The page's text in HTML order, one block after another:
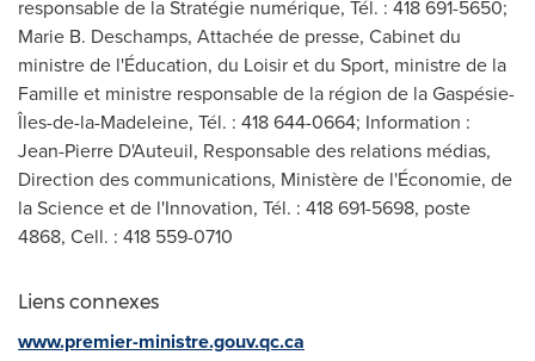
responsable de la Stratégie numérique, Tél. : 418 691-5650;
Marie B. Deschamps, Attachée de presse, Cabinet du
ministre de l'Éducation, du Loisir et du Sport, ministre de la
Famille et ministre responsable de la région de la Gaspésie-
Îles-de-la-Madeleine, Tél. : 418 644-0664; Information :
Jean-Pierre D'Auteuil, Responsable des relations médias,
Direction des communications, Ministère de l'Économie, de
la Science et de l'Innovation, Tél. : 418 691-5698, poste
4868, Cell. : 418 559-0710
Liens connexes
www.premier-ministre.gouv.qc.ca